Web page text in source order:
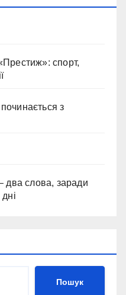
спорт,
з
два слова, заради
Пошук